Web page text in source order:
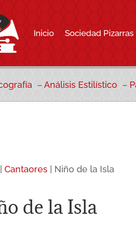
Inicio Sociedad Pizarras
–Análisis Estilístico –
|Cantaores Niño de la Isla
de la Isla